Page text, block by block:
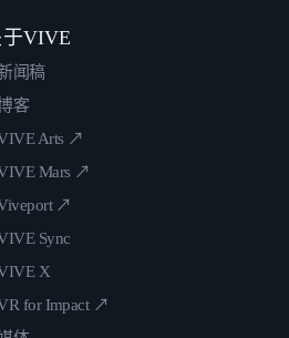
VIVE
闻稿
客
Arts ↗
Mars ↗
↗
Sync
X
for Impact ↗